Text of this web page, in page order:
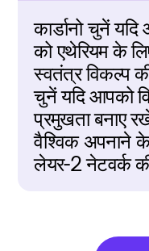
कार्डानो चुनें
को एथेरियम के
स्वतंत्र विकल्प
चुनें यदि आपको
प्रमुखता बनाए
वैश्विक अपनाने
लेयर-2 नेटवर्क